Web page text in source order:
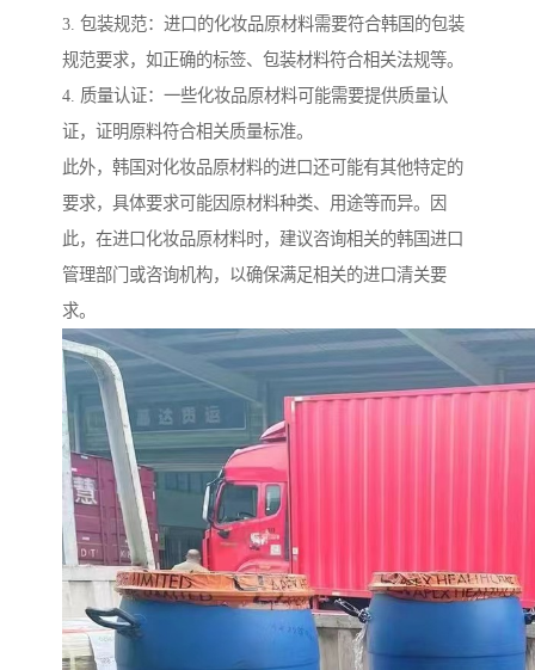
3. 包装规范：进口的化妆品原材料需要符合韩国的包装
规范要求，如正确的标签、包装材料符合相关法规等。
4. 质量认证：一些化妆品原材料可能需要提供质量认
证，证明原料符合相关质量标准。
此外，韩国对化妆品原材料的进口还可能有其他特定的
要求，具体要求可能因原材料种类、用途等而异。因
此，在进口化妆品原材料时，建议咨询相关的韩国进口
管理部门或咨询机构，以确保满足相关的进口清关要
求。